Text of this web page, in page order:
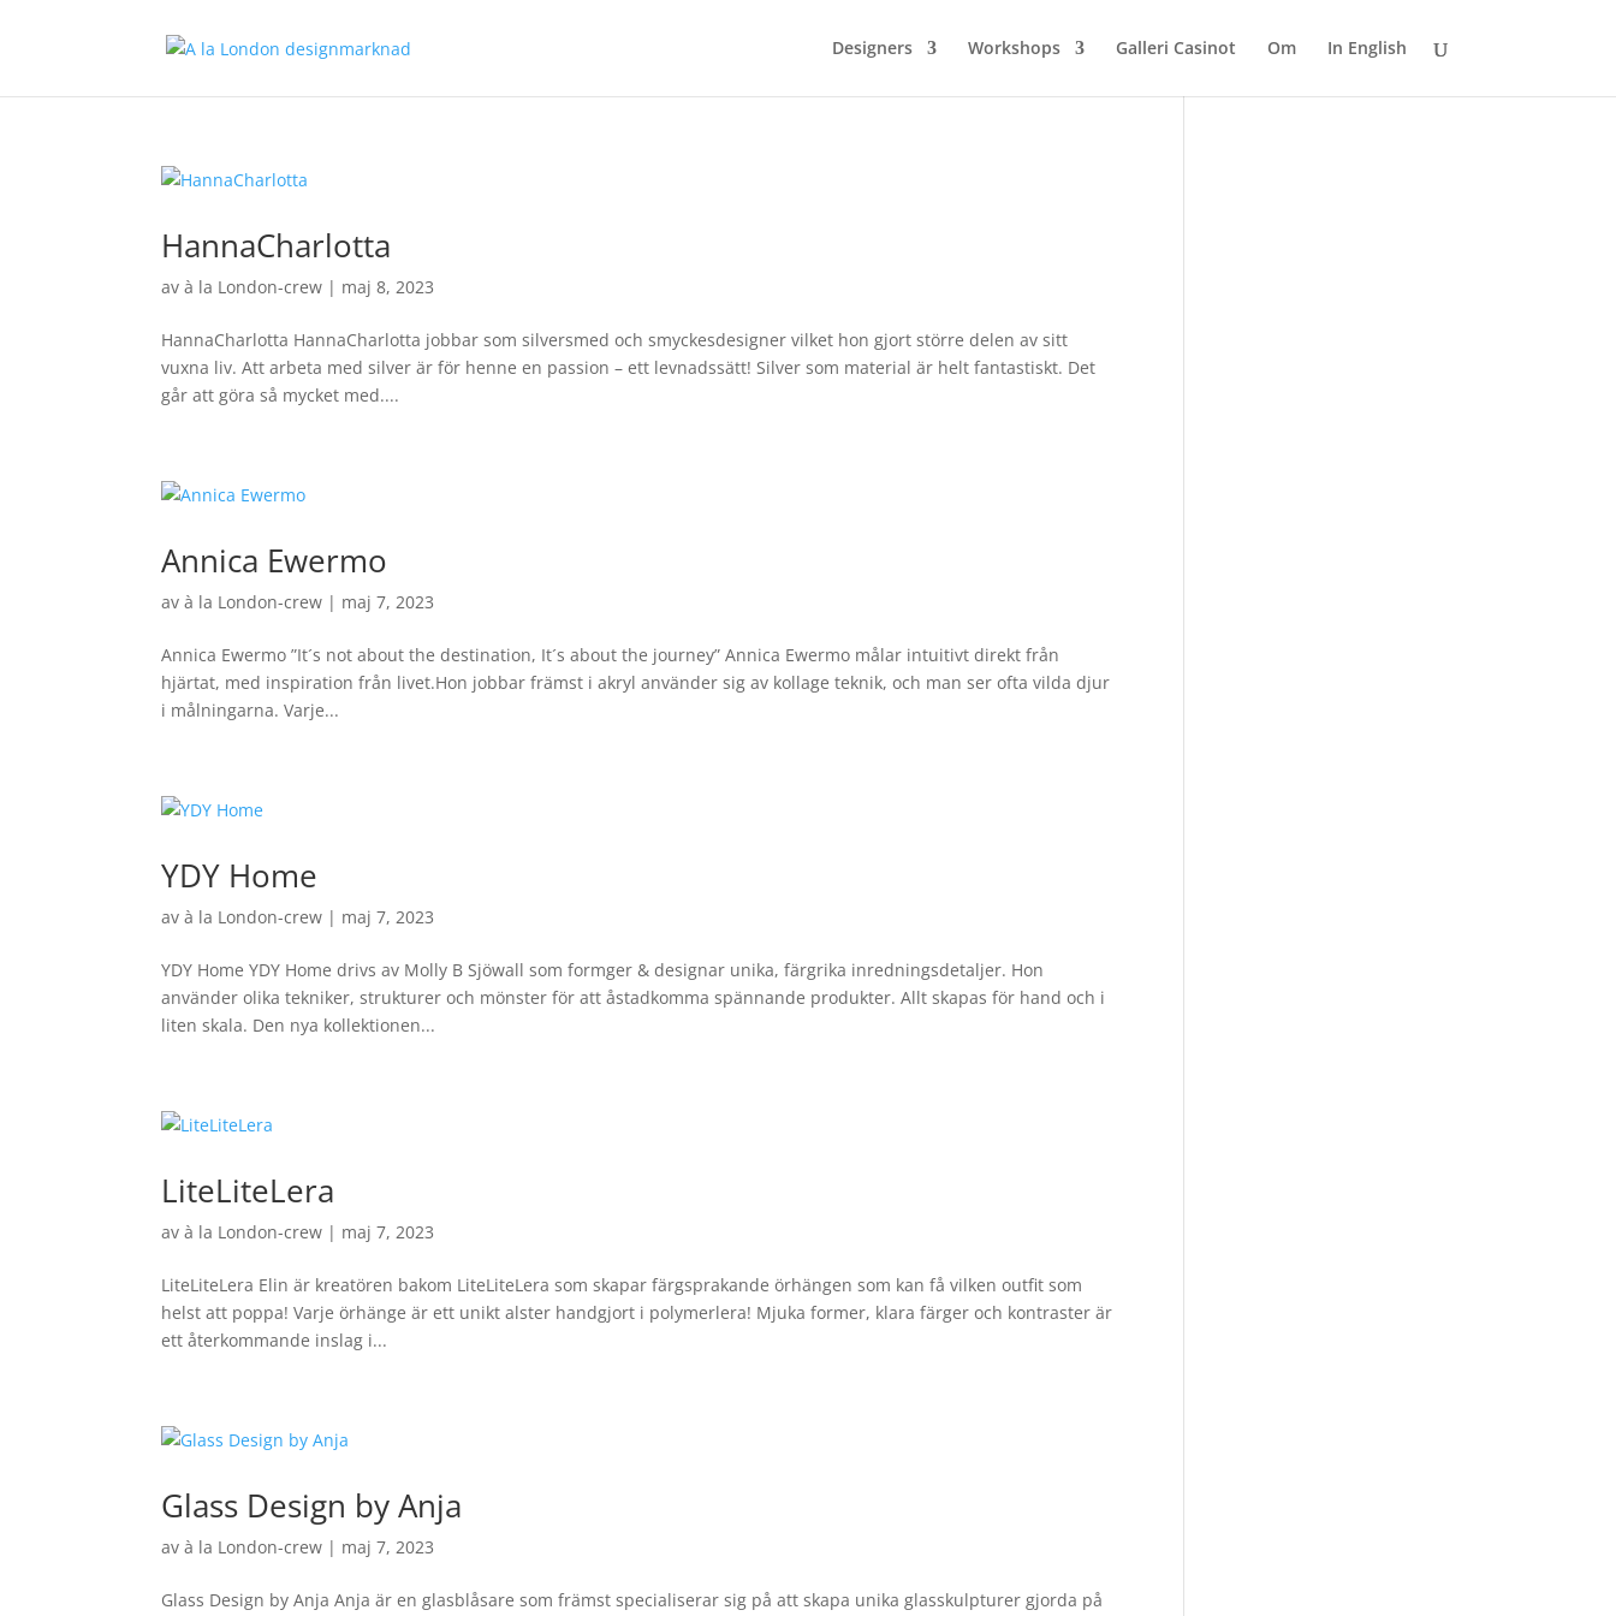
Designers Workshops Galleri Casinot Om In English
HannaCharlotta
avà la London-crew | maj 8, 2023
HannaCharlotta HannaCharlotta jobbar som silversmed och smyckesdesigner vilket hon gjort större delen av sitt
vuxna liv. Att arbeta med silver är för henne en passion – ett levnadssätt! Silver som material är helt fantastiskt. Det
går att göra så mycket med....
Annica Ewermo
avà la London-crew | maj 7, 2023
Annica Ewermo ”It´s not about the destination, It´s about the journey” Annica Ewermo målar intuitivt direkt från
hjärtat, med inspiration från livet.Hon jobbar främst i akryl använder sig av kollage teknik, och man ser ofta vilda djur
i målningarna. Varje...
YDY Home
avà la London-crew | maj 7, 2023
YDY Home YDY Home drivs av Molly B Sjöwall som formger & designar unika, färgrika inredningsdetaljer. Hon
använder olika tekniker, strukturer och mönster för att åstadkomma spännande produkter. Allt skapas för hand och i
liten skala. Den nya kollektionen...
LiteLiteLera
avà la London-crew | maj 7, 2023
LiteLiteLera Elin är kreatören bakom LiteLiteLera som skapar färgsprakande örhängen som kan få vilken outfit som
helst att poppa! Varje örhänge är ett unikt alster handgjort i polymerlera! Mjuka former, klara färger och kontraster är
ett återkommande inslag i...
Glass Design by Anja
avà la London-crew | maj 7, 2023
Glass Design by Anja Anja är en glasblåsare som främst specialiserar sig på att skapa unika glasskulpturer gjorda på